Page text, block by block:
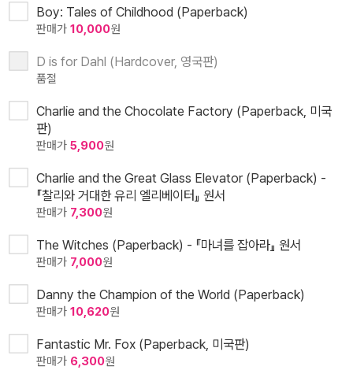
Boy: Tales of Childhood (Paperback)
판매가 10,000원
D is for Dahl (Hardcover, 영국판)
품절
Charlie and the Chocolate Factory (Paperback, 미국
판)
판매가 5,900원
Charlie and the Great Glass Elevator (Paperback) -
『찰리와 거대한 유리 엘리베이터』 원서
판매가 7,300원
The Witches (Paperback) - 『마녀를 잡아라』 원서
판매가 7,000원
Danny the Champion of the World (Paperback)
판매가 10,620원
Fantastic Mr. Fox (Paperback, 미국판)
판매가 6,300원